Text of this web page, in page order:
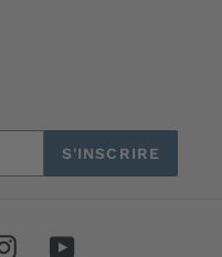
S'INSCRIRE
Instagram